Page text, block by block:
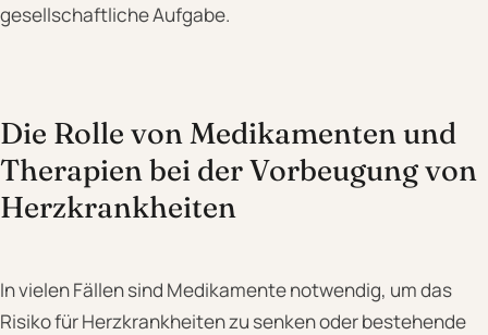
gesellschaftliche Aufgabe.
Die Rolle von Medikamenten und
Therapien bei der Vorbeugung von
Herzkrankheiten
In vielen Fällen sind Medikamente notwendig, um das
Risiko für Herzkrankheiten zu senken oder bestehende